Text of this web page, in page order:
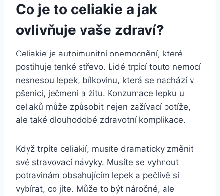
Co je to celiakie a jak
ovlivňuje vaše zdraví?
Celiakie je autoimunitní onemocnění, které
postihuje tenké střevo. Lidé trpící touto nemocí
nesnesou lepek, bílkovinu, která se nachází v
pšenici, ječmeni a žitu. Konzumace lepku u
celiaků může způsobit nejen zažívací potíže,
ale také dlouhodobé zdravotní komplikace.
Když trpíte celiakií, musíte dramaticky změnit
své stravovací návyky. Musíte se vyhnout
potravinám obsahujícím lepek a pečlivě si
vybírat, co jíte. Může to být náročné, ale